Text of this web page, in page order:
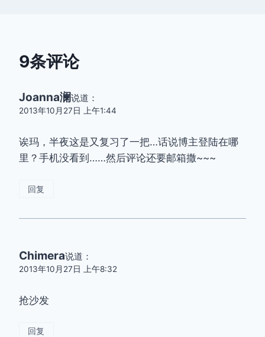
9条评论
Joanna澜说道：
2013年10月27日 上午1:44
诶玛，半夜这是又复习了一把…话说博主登陆在哪
里？手机没看到……然后评论还要邮箱撒~~~
回复
Chimera说道：
2013年10月27日 上午8:32
抢沙发
回复